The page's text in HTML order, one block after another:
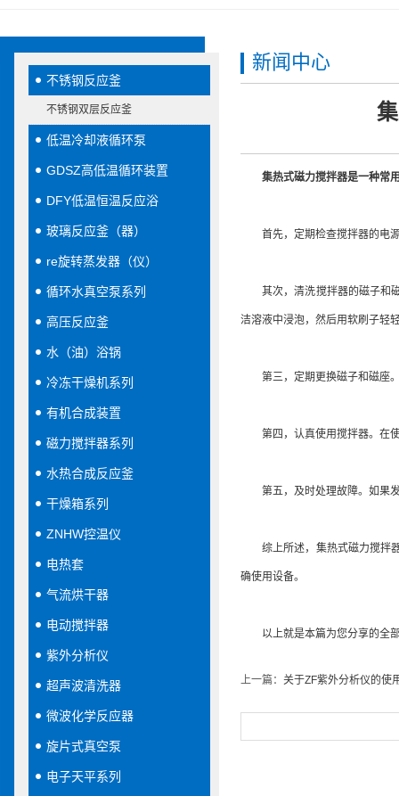
不锈钢反应釜
不锈钢双层反应釜
低温冷却液循环泵
GDSZ高低温循环装置
DFY低温恒温反应浴
玻璃反应釜（器）
re旋转蒸发器（仪）
循环水真空泵系列
高压反应釜
水（油）浴锅
冷冻干燥机系列
有机合成装置
磁力搅拌器系列
水热合成反应釜
干燥箱系列
ZNHW控温仪
电热套
气流烘干器
电动搅拌器
紫外分析仪
超声波清洗器
微波化学反应器
旋片式真空泵
电子天平系列
新闻中心
集热式磁力搅拌器是一种常
首先，定期检查搅拌器的电源
其次，清洗搅拌器的磁子和磁
洁溶液中浸泡，然后用软刷子轻
第三，定期更换磁子和磁座。
第四，认真使用搅拌器。在使
第五，及时处理故障。如果发
综上所述，集热式磁力搅拌器
确使用设备。
以上就是本篇为您分享的全部
上一篇： 关于ZF紫外分析仪的使